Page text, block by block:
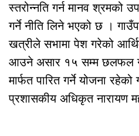
स्तरोन्नति गर्न मानव श्रमको
गर्ने नीति लिने भएको छ ।
खत्रीले सभामा पेश गरेको
आउने असार १५ सम्म छलफल
मार्फत पारित गर्ने योजना
प्रशासकीय अधिकृत नारायण